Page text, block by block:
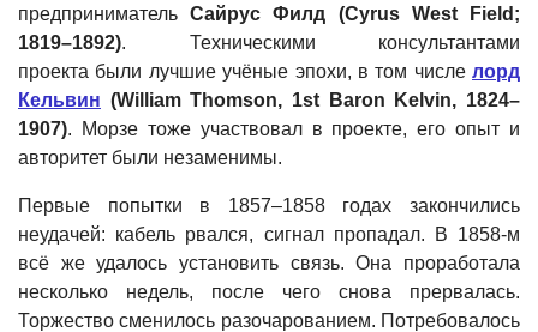
предпринимательСайрус Филд (Cyrus West Field;
1819–1892). Техническими консультантами
проекта были лучшие учёные эпохи, в том числе лорд
Кельвин (William Thomson, 1st Baron Kelvin, 1824–
1907). Морзе тоже участвовал в проекте, его опыт и
авторитет были незаменимы.
Первые попытки в 1857–1858 годах закончились
неудачей: кабель рвался, сигнал пропадал. В 1858-м
всё же удалось установить связь. Она проработала
несколько недель, после чего снова прервалась.
Торжество сменилось разочарованием. Потребовалось